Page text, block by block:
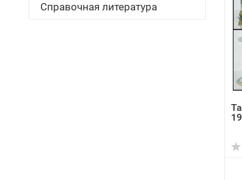
Справочная литература